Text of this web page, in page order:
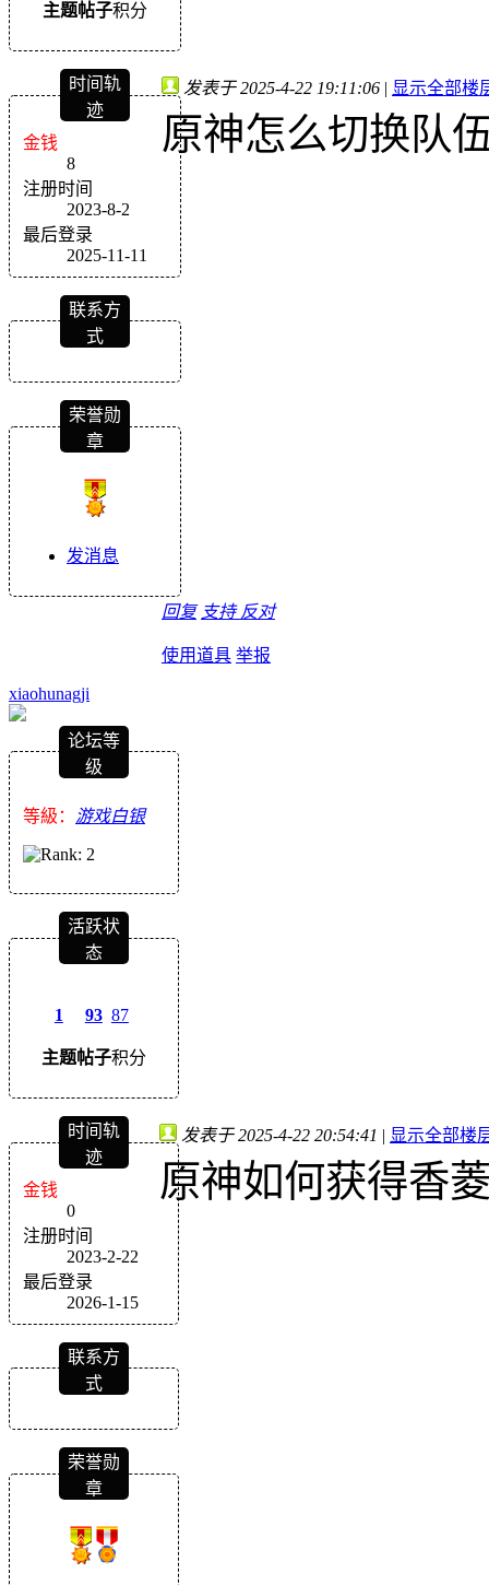
主题帖子积分
时间轨
迹
金钱
8
注册时间
2023-8-2
最后登录
2025-11-11
联系方
式
荣誉勋
章
发消息
发表于 2025-4-22 19:11:06 | 显示全部楼
原神怎么切换队
回复 支持 反对
使用道具 举报
xiaohunagji
论坛等
级
等級： 游戏白银
活跃状
态
1
主题
93
帖子
87
积分
时间轨
迹
金钱
0
注册时间
2023-2-22
最后登录
2026-1-15
联系方
式
荣誉勋
章
发表于 2025-4-22 20:54:41 | 显示全部楼
原神如何获得香